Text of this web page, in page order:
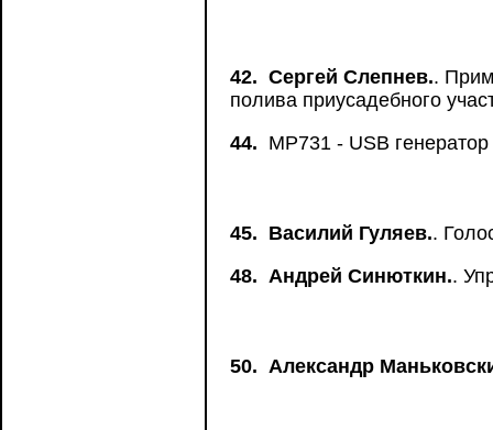
42. Сергей Слепнев..
полива приусадебного
44. MP731 - USB
45. Василий Гуляев..
48. Андрей Синюткин..
50. Александр